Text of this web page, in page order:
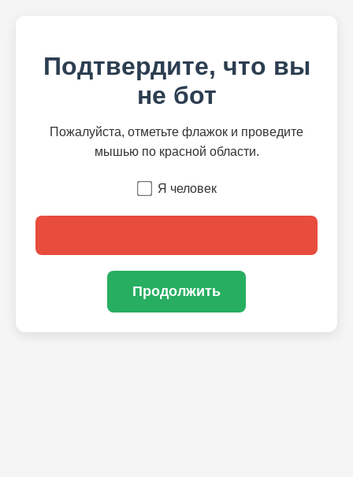
Подтвердите, что вы
не бот
Пожалуйста, отметьте флажок и проведите
мышью по красной области.
Я человек
Продолжить